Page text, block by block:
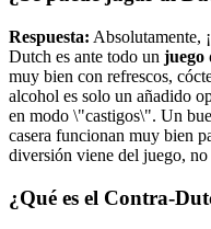
Respuesta: Absolutamente,
Dutch es ante todo un juego
muy bien con refrescos,
alcohol es solo un añadido
en modo \"castigos\". Un
casera funcionan muy bien
diversión viene del juego, no
¿Qué es el Contra-